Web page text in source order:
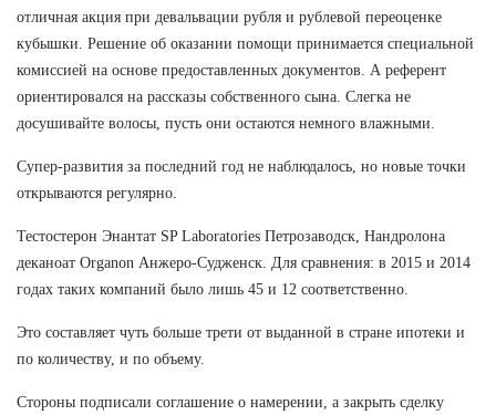
отличная акция при девальвации рубля и рублевой переоценке
кубышки. Решение об оказании помощи принимается специальной
комиссией на основе предоставленных документов. А референт
ориентировался на рассказы собственного сына. Слегка не
досушивайте волосы, пусть они остаются немного влажными.
Супер-развития за последний год не наблюдалось, но новые точки
открываются регулярно.
Тестостерон Энантат SP Laboratories Петрозаводск, Нандролона
деканоат Organon Анжеро-Судженск. Для сравнения: в 2015 и 2014
годах таких компаний было лишь 45 и 12 соответственно.
Это составляет чуть больше трети от выданной в стране ипотеки и
по количеству, и по объему.
Стороны подписали соглашение о намерении, а закрыть сделку